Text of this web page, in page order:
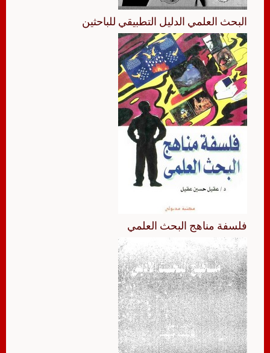
البحث العلمي الدليل التطبيقي للباحثين
فلسفة مناهج البحث العلمي